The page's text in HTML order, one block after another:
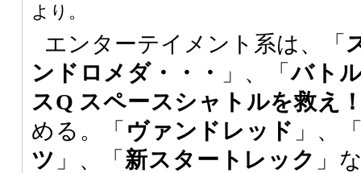
より。
エンターテイメント系は、「
ンドロメダ・・・
」、「バト
スQ スペースシャトルを救え
める。「 ヴァンドレッド 」、
ツ 」、「 新スタートレック 」